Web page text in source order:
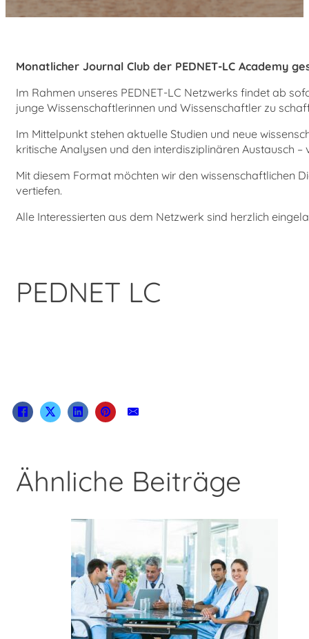
Monatlicher Journal Club der PEDNET-LC Academy
Im Rahmen unseres PEDNET-LC Netzwerks findet ab
junge Wissenschaftlerinnen und Wissenschaftler zu
Im Mittelpunkt stehen aktuelle Studien und neue
kritische Analysen und den interdisziplinären Austausch
Mit diesem Format möchten wir den wissenschaftlichen
vertiefen.
Alle Interessierten aus dem Netzwerk sind herzlich
PEDNET LC
Ähnliche Beiträge